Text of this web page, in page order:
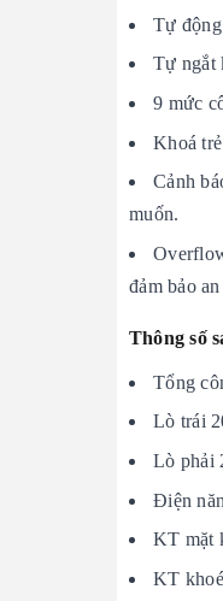
Tự
Tự ngắt
9 mức
Khoá
Cảnh
muốn.
đảm bảo
Thông số
Tổng
Lò trái
Lò phải
Điện
KT mặt
KT